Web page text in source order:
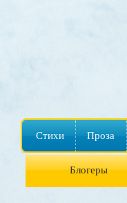
Стихи Проза
Блогеры